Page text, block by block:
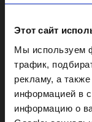
Этот сайт
Мы используем
трафик,
рекламу, а
информацией в
информацию о
блеск, защищает
долгого времени.